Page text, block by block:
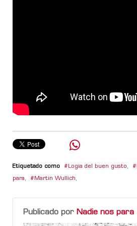
Etiquetado como Logia del buen gusto,
para, Martin Wullich,
Publicado por Nadie nos para